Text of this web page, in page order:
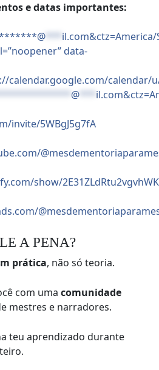
e datas importantes:
*** il.com&ctz=America/
data-
calendar.google.com/calendar/
@ *** il.com
invite/5WBgJ5g7fA
show/
A PENA?
prática, não só teoria.
com umacomunidade
mestres e narradores.
teu aprendizado durante